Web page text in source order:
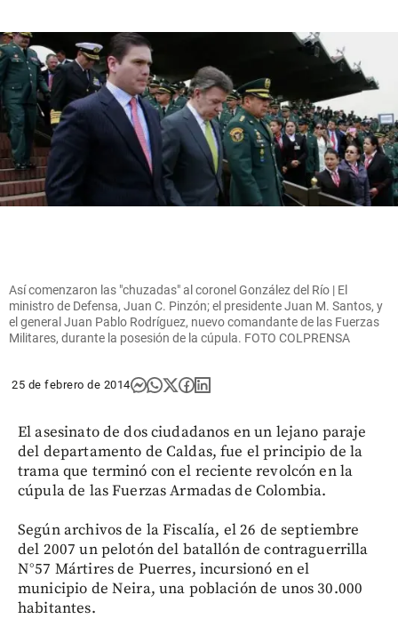
Así comenzaron las "chuzadas" al coronel González del Río | El
ministro de Defensa, Juan C. Pinzón; el presidente Juan M. Santos, y
el general Juan Pablo Rodríguez, nuevo comandante de las Fuerzas
Militares, durante la posesión de la cúpula. FOTO COLPRENSA
25 de febrero de 2014
El asesinato de dos ciudadanos en un lejano paraje
del departamento de Caldas, fue el principio de la
trama que terminó con el reciente revolcón en la
cúpula de las Fuerzas Armadas de Colombia.
Según archivos de la Fiscalía, el 26 de septiembre
del 2007 un pelotón del batallón de contraguerrilla
N°57 Mártires de Puerres, incursionó en el
municipio de Neira, una población de unos 30.000
habitantes.